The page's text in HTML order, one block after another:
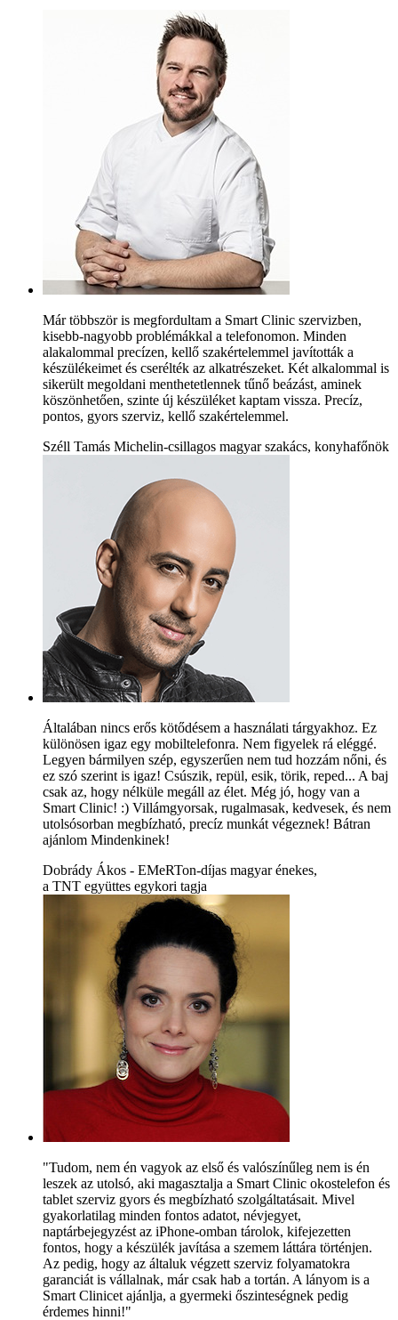
Már többször is megfordultam a Smart Clinic szervizben,
kisebb-nagyobb problémákkal a telefonomon. Minden
alakalommal precízen, kellő szakértelemmel javították a
készülékeimet és cserélték az alkatrészeket. Két alkalommal is
sikerült megoldani menthetetlennek tűnő beázást, aminek
köszönhetően, szinte új készüléket kaptam vissza. Precíz,
pontos, gyors szerviz, kellő szakértelemmel.
Széll Tamás Michelin-csillagos magyar szakács, konyhafőnök
Általában nincs erős kötődésem a használati tárgyakhoz. Ez
különösen igaz egy mobiltelefonra. Nem figyelek rá eléggé.
Legyen bármilyen szép, egyszerűen nem tud hozzám nőni, és
ez szó szerint is igaz! Csúszik, repül, esik, törik, reped... A baj
csak az, hogy nélküle megáll az élet. Még jó, hogy van a
Smart Clinic! :) Villámgyorsak, rugalmasak, kedvesek, és nem
utolsósorban megbízható, precíz munkát végeznek! Bátran
ajánlom Mindenkinek!
Dobrády Ákos - EMeRTon-díjas magyar énekes,
a TNT együttes egykori tagja
"Tudom, nem én vagyok az első és valószínűleg nem is én
leszek az utolsó, aki magasztalja a Smart Clinic okostelefon és
tablet szerviz gyors és megbízható szolgáltatásait. Mivel
gyakorlatilag minden fontos adatot, névjegyet,
naptárbejegyzést az iPhone-omban tárolok, kifejezetten
fontos, hogy a készülék javítása a szemem láttára történjen.
Az pedig, hogy az általuk végzett szerviz folyamatokra
garanciát is vállalnak, már csak hab a tortán. A lányom is a
Smart Clinicet ajánlja, a gyermeki őszinteségnek pedig
érdemes hinni!"